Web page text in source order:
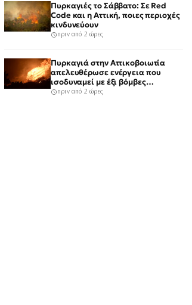
Πυρκαγιές το Σάββατο: Σε Red
Code και η Αττική, ποιες περιοχές
κινδυνεύουν
πριν από 2 ώρες
Πυρκαγιά στην Αττικοβοιωτία
απελευθέρωσε ενέργεια που
ισοδυναμεί με έξι βόμβες
Χιροσίμα
πριν από 2 ώρες